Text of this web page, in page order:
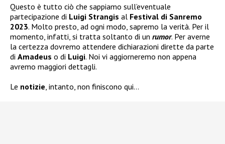
Questo è tutto ciò che sappiamo sull’eventuale
partecipazione di Luigi Strangis al Festival di Sanremo
2023. Molto presto, ad ogni modo, sapremo la verità. Per il
momento, infatti, si tratta soltanto di un rumor. Per averne
la certezza dovremo attendere dichiarazioni dirette da parte
di Amadeus o di Luigi. Noi vi aggiorneremo non appena
avremo maggiori dettagli.
Le notizie , intanto, non finiscono qui…